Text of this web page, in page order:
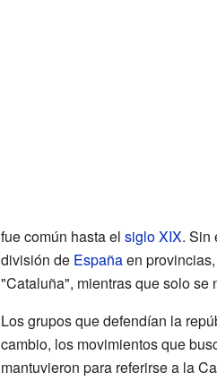
fue común hasta el siglo XIX. Sin
división de Españaen
"Cataluña", mientras que solo se
Los grupos que defendían la
cambio, los movimientos que
mantuvieron para referirse a la